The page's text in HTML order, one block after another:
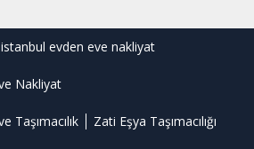
istanbul evden eve nakliyat
Nakliyat
Taşımacılık Zati Eşya Taşımacılığı